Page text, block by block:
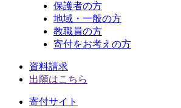
保護者の方
地域・一般の方
教職員の方
寄付をお考えの方
資料請求
出願はこちら
寄付サイト